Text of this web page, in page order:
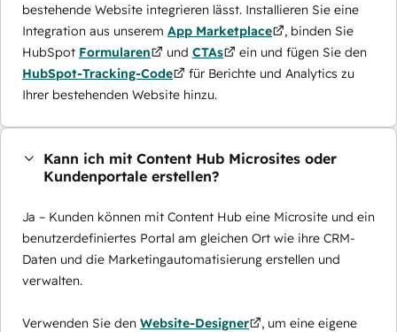
bestehende Website integrieren lässt. Installieren Sie eine
Integration aus unserem App Marketplace
, binden Sie
HubSpot Formularen und CTAs
ein und fügen Sie den
HubSpot-Tracking-Code
für Berichte und Analytics zu
Ihrer bestehenden Website hinzu.
Kann ich mit Content Hub Microsites oder
Kundenportale erstellen?
Ja – Kunden können mit Content Hub eine Microsite und ein
benutzerdefiniertes Portal am gleichen Ort wie ihre CRM-
Daten und die Marketingautomatisierung erstellen und
verwalten.
Verwenden Sie den Website-Designer
, um eine eigene